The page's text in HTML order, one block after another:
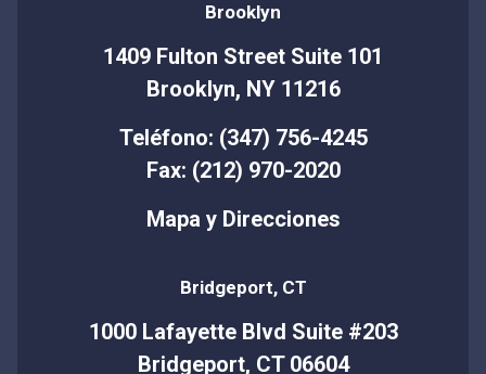
Brooklyn
1409 Fulton Street Suite 101
Brooklyn, NY 11216
Teléfono: (347) 756-4245
Fax: (212) 970-2020
Mapa y Direcciones
Bridgeport, CT
1000 Lafayette Blvd Suite #203
Bridgeport, CT 06604